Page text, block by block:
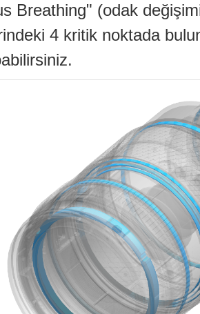
Breathing" (odak
4 kritik noktada